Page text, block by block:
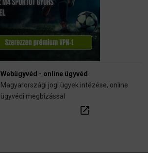
Webügyvéd - online ügyvéd
Magyarországi jogi ügyek intézése, online
ügyvédi megbízással
open_in_new